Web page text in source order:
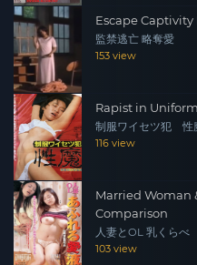
Escape
監禁逃亡 略奪愛
153 view
Rapist in
制服ワイセツ犯 性
116 view
Married Woman
Comparison
人妻とOL 乳くらべ
103 view